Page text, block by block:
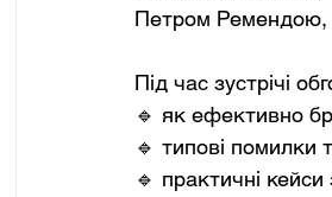
Петром Ремендою,
Під час зустрічі
🔹 як ефективно
🔹 типові помилки
🔹 практичні